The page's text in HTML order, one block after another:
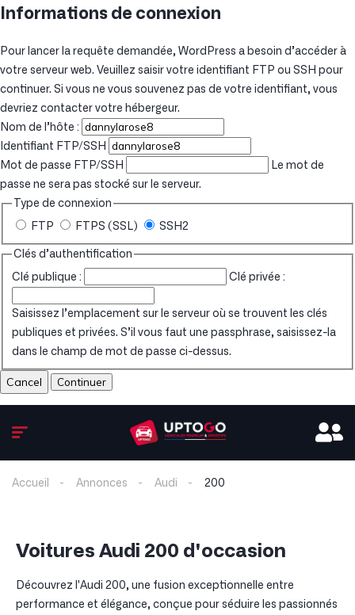
Informations de connexion
Pour lancer la requête demandée, WordPress a besoin d’accéder à
votre serveur web. Veuillez saisir votre identifiant FTP ou SSH pour
continuer. Si vous ne vous souvenez pas de votre identifiant, vous
devriez contacter votre hébergeur.
Nom de l’hôte :
Identifiant FTP/SSH
Mot de passe FTP/SSH
Le mot de
passe ne sera pas stocké sur le serveur.
Type de connexion
FTP FTPS (SSL) SSH2
Clés d’authentification
Clé publique : Clé privée :
Saisissez l’emplacement sur le serveur où se trouvent les clés
publiques et privées. S’il vous faut une passphrase, saisissez-la
dans le champ de mot de passe ci-dessus.
Cancel
Accueil Annonces Audi 200
Voitures Audi 200 d'occasion
Découvrez l'Audi 200, une fusion exceptionnelle entre
performance et élégance, conçue pour séduire les passionnés